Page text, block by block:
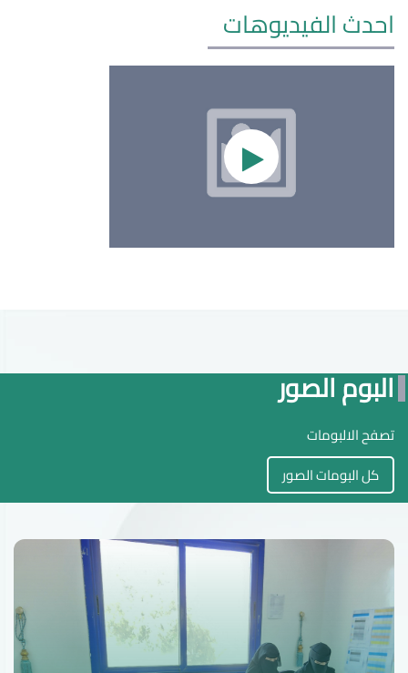
احدث الفيديوهات
البوم الصور
تصفح الالبومات
كل البومات الصور